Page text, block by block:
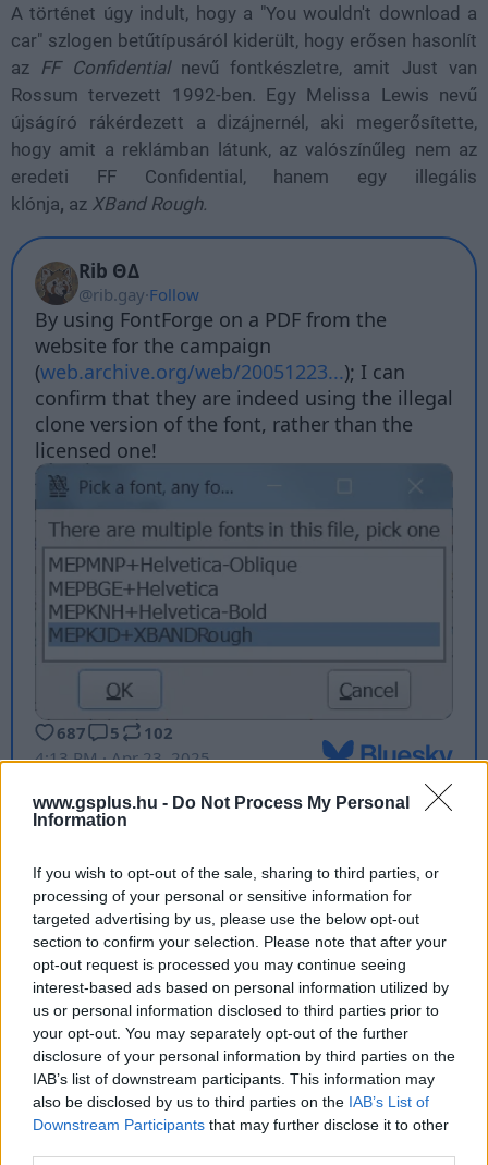
www.gsplus.hu - Do Not Process My Personal
Information
If you wish to opt-out of the sale, sharing to third parties, or
processing of your personal or sensitive information for
targeted advertising by us, please use the below opt-out
section to confirm your selection. Please note that after your
opt-out request is processed you may continue seeing
interest-based ads based on personal information utilized by
us or personal information disclosed to third parties prior to
your opt-out. You may separately opt-out of the further
disclosure of your personal information by third parties on the
IAB’s list of downstream participants. This information may
also be disclosed by us to third parties on the IAB’s List of
Downstream Participants that may further disclose it to other
A történet úgy indult, hogy a "You wouldn't download a
car" szlogen betűtípusáról kiderült, hogy erősen hasonlít
az FF Confidentialnevű fontkészletre, amit Just van
Rossum tervezett 1992-ben. Egy Melissa Lewis nevű
újságíró rákérdezett a dizájnernél, aki megerősítette,
hogy amit a reklámban látunk, az valószínűleg nem az
eredeti FF Confidential, hanem egy illegális
klónja, az XBand Rough.
Természetesen az internet ilyenkor azonnal beindul és
a Wayback Machine-nal előtúrt régi PDF segítségével
bebizonyította, hogy a kampány egyik hivatalos
dokumentuma valóbanaz XBand Rough nevű
kalózfontothasználja.
Nyugtassatok meg, hogy ti nem töltenétek le illegálisan
egy betűtípust.
A GameStar YouTube csatornája csak rád vár!